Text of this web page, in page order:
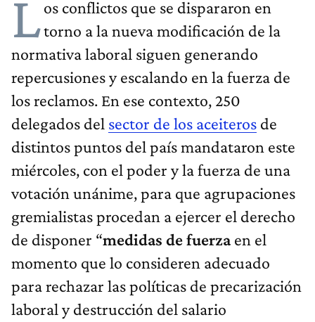
Los conflictos que se dispararon en
torno a la nueva modificación de la
normativa laboral siguen generando
repercusiones y escalando en la fuerza de
los reclamos. En ese contexto, 250
delegados del sector de los aceiteros de
distintos puntos del país mandataron este
miércoles, con el poder y la fuerza de una
votación unánime, para que agrupaciones
gremialistas procedan a ejercer el derecho
de disponer “medidas de fuerzaen el
momento que lo consideren adecuado
para rechazar las políticas de precarización
laboral y destrucción del salario